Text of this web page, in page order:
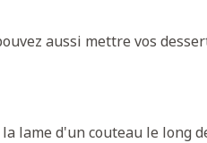
aussi mettre vos
lame d'un couteau le long